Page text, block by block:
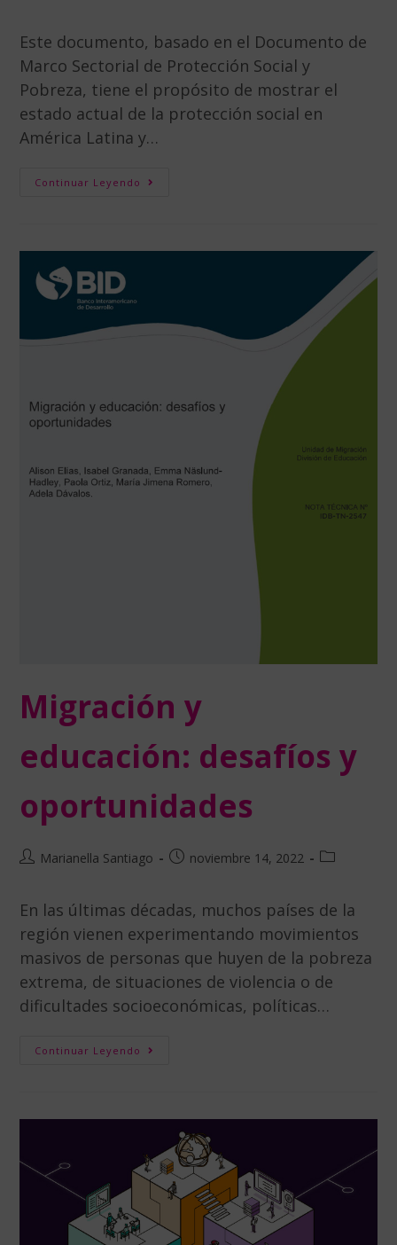
Este documento, basado en el Documento de
Marco Sectorial de Protección Social y
Pobreza, tiene el propósito de mostrar el
estado actual de la protección social en
América Latina y…
Continuar Leyendo
Migración y
educación: desafíos y
oportunidades
Marianella Santiago noviembre 14, 2022
En las últimas décadas, muchos países de la
región vienen experimentando movimientos
masivos de personas que huyen de la pobreza
extrema, de situaciones de violencia o de
dificultades socioeconómicas, políticas…
Continuar Leyendo